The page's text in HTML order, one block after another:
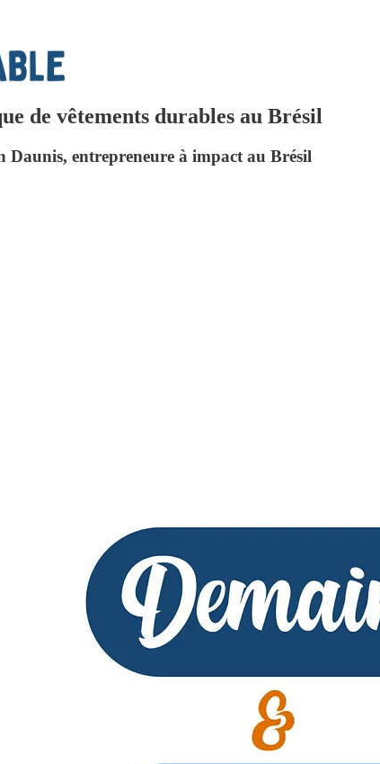
de vêtements durables au Brésil
Daunis, entrepreneure à impact au Brésil